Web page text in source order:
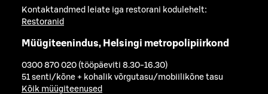
Kontaktandmed leiate iga restorani kodulehelt:
Restoranid
Müügiteenindus, Helsingi metropolipiirkond
0300 870 020 (tööpäeviti 8.30-16.30)
51 senti/kõne + kohalik võrgutasu/mobiilikõne tasu
Kõik müügiteenused